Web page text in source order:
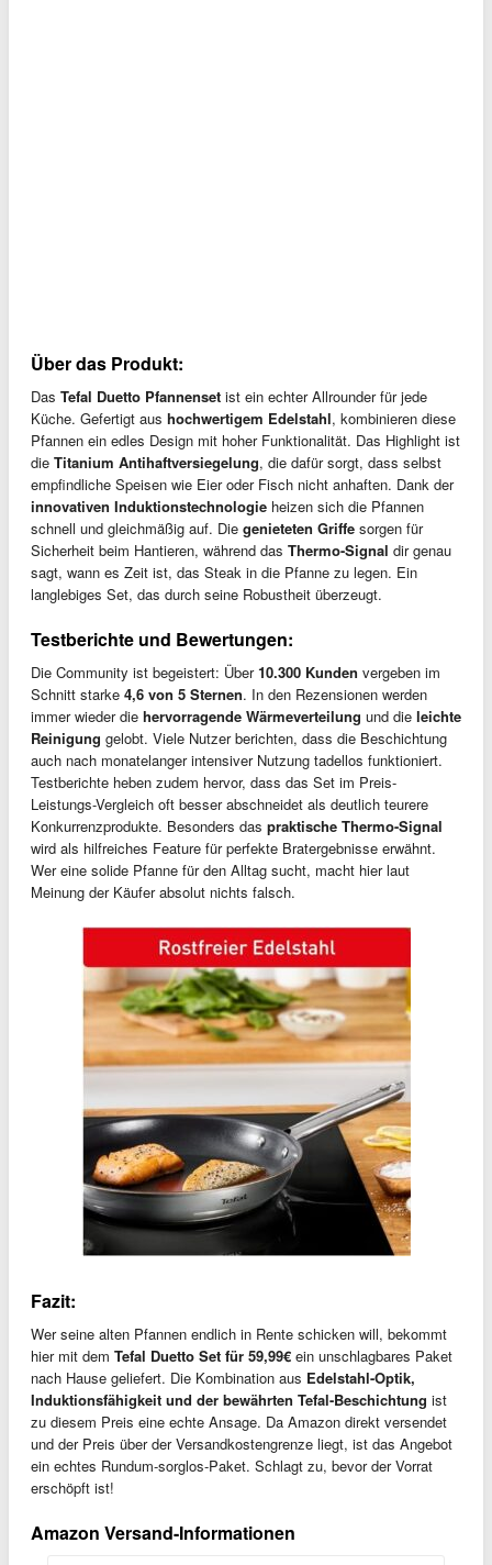
Über das Produkt:
Das Tefal Duetto Pfannenset ist ein echter Allrounder für jede
Küche. Gefertigt aus hochwertigem Edelstahl, kombinieren diese
Pfannen ein edles Design mit hoher Funktionalität. Das Highlight ist
die Titanium Antihaftversiegelung, die dafür sorgt, dass selbst
empfindliche Speisen wie Eier oder Fisch nicht anhaften. Dank der
innovativen Induktionstechnologie heizen sich die Pfannen
schnell und gleichmäßig auf. Die genieteten Griffe sorgen für
Sicherheit beim Hantieren, während das Thermo-Signal dir genau
sagt, wann es Zeit ist, das Steak in die Pfanne zu legen. Ein
langlebiges Set, das durch seine Robustheit überzeugt.
Testberichte und Bewertungen:
Die Community ist begeistert: Über10.300 Kunden vergeben im
Schnitt starke 4,6 von 5 Sternen. In den Rezensionen werden
immer wieder die hervorragende Wärmeverteilung und die leichte
Reinigung gelobt. Viele Nutzer berichten, dass die Beschichtung
auch nach monatelanger intensiver Nutzung tadellos funktioniert.
Testberichte heben zudem hervor, dass das Set im Preis-
Leistungs-Vergleich oft besser abschneidet als deutlich teurere
Konkurrenzprodukte. Besonders das praktische Thermo-Signal
wird als hilfreiches Feature für perfekte Bratergebnisse erwähnt.
Wer eine solide Pfanne für den Alltag sucht, macht hier laut
Meinung der Käufer absolut nichts falsch.
Fazit:
Wer seine alten Pfannen endlich in Rente schicken will, bekommt
hier mit dem Tefal Duetto Set für 59,99€ ein unschlagbares Paket
nach Hause geliefert. Die Kombination aus Edelstahl-Optik,
Induktionsfähigkeit und der bewährten Tefal-Beschichtung ist
zu diesem Preis eine echte Ansage. Da Amazon direkt versendet
und der Preis über der Versandkostengrenze liegt, ist das Angebot
ein echtes Rundum-sorglos-Paket. Schlagt zu, bevor der Vorrat
erschöpft ist!
Amazon Versand-Informationen